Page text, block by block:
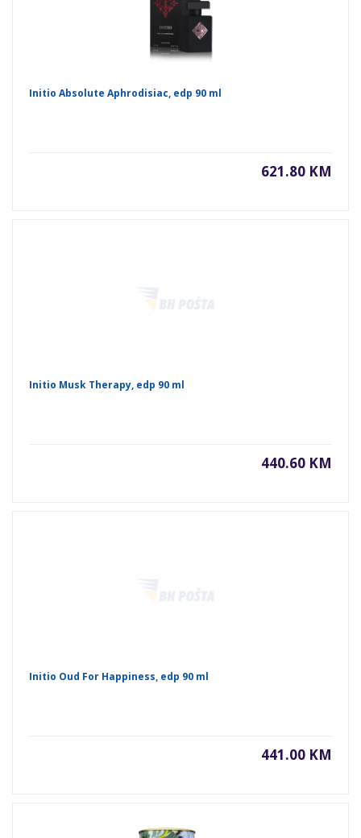
Initio Absolute Aphrodisiac, edp 90 ml
621.80 KM
Initio Musk Therapy, edp 90 ml
440.60 KM
Initio Oud For Happiness, edp 90 ml
441.00 KM